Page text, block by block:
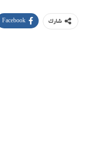
شارك Facebook